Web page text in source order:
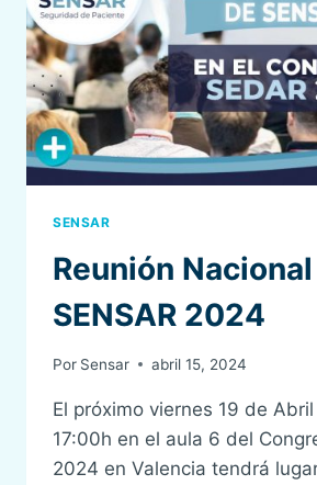
Y
ÉTICA
SENSAR
Reunión
SENSAR 2024
Por Sensar abril 15, 2024
El próximo viernes 19 de
17:00h en el aula 6 del
2024 en Valencia tendrá